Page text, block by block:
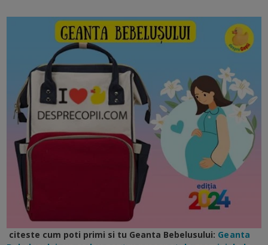
citeste cum poti primi si tu Geanta Bebelusului: Geanta